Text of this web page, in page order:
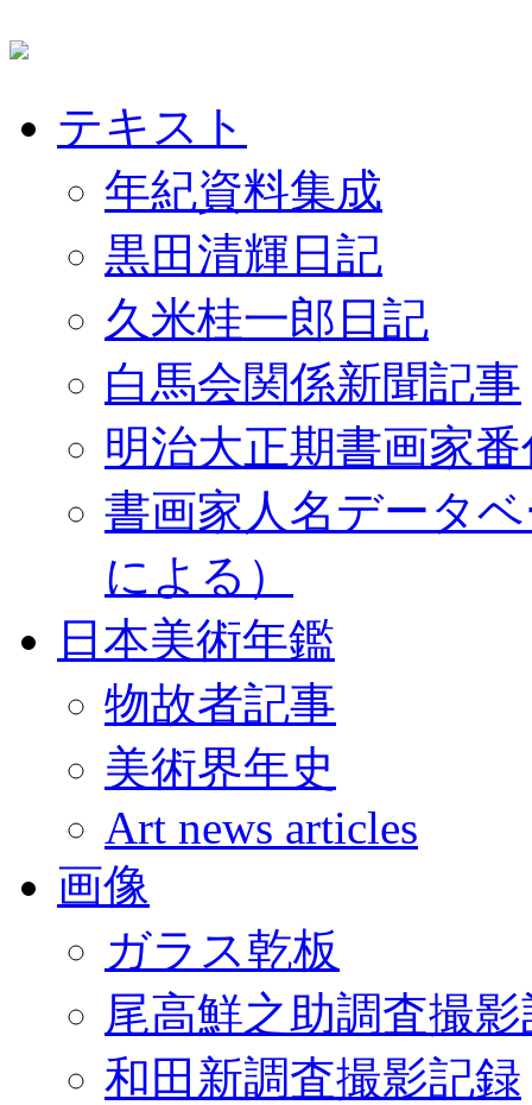
テキスト
年紀資料集成
黒田清輝日記
久米桂一郎日記
白馬会関係新聞記事
明治大正期書画家
書画家人名データ
による）
日本美術年鑑
物故者記事
美術界年史
Art news articles
画像
ガラス乾板
尾高鮮之助調査撮
和田新調査撮影記録